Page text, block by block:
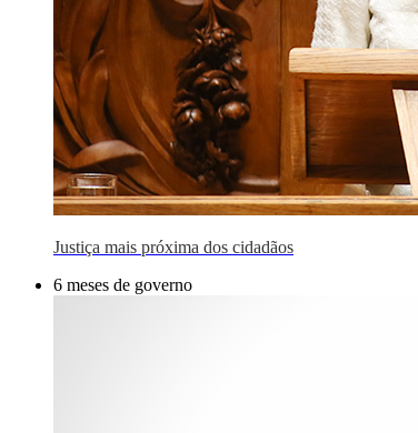
Justiça mais próxima dos cidadãos
6 meses de governo